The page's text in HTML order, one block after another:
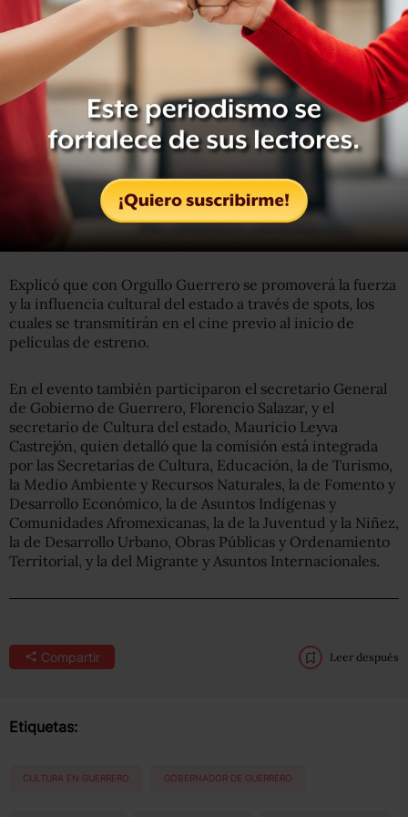
Explicó que con Orgullo Guerrero se promoverá la fuerza
y la influencia cultural del estado a través de spots, los
cuales se transmitirán en el cine previo al inicio de
películas de estreno.
En el evento también participaron el secretario General
de Gobierno de Guerrero, Florencio Salazar, y el
secretario de Cultura del estado, Mauricio Leyva
Castrejón, quien detalló que la comisión está integrada
por las Secretarías de Cultura, Educación, la de Turismo,
la Medio Ambiente y Recursos Naturales, la de Fomento y
Desarrollo Económico, la de Asuntos Indígenas y
Comunidades Afromexicanas, la de la Juventud y la Niñez,
la de Desarrollo Urbano, Obras Públicas y Ordenamiento
Territorial, y la del Migrante y Asuntos Internacionales.
Compartir Leer después
Etiquetas:
CULTURA EN GUERRERO GOBERNADOR DE GUERRERO